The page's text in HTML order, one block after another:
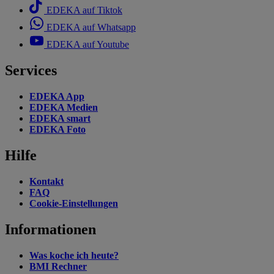
EDEKA auf Tiktok
EDEKA auf Whatsapp
EDEKA auf Youtube
Services
EDEKA App
EDEKA Medien
EDEKA smart
EDEKA Foto
Hilfe
Kontakt
FAQ
Cookie-Einstellungen
Informationen
Was koche ich heute?
BMI Rechner